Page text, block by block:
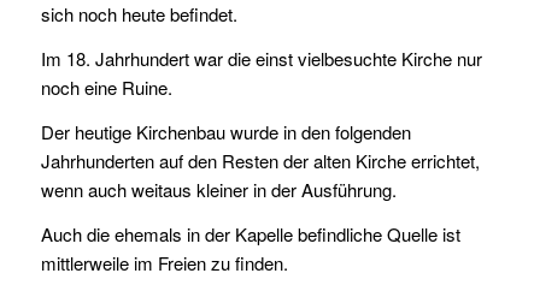
sich noch heute befindet.
Im 18. Jahrhundert war die einst vielbesuchte Kirche nur
noch eine Ruine.
Der heutige Kirchenbau wurde in den folgenden
Jahrhunderten auf den Resten der alten Kirche errichtet,
wenn auch weitaus kleiner in der Ausführung.
Auch die ehemals in der Kapelle befindliche Quelle ist
mittlerweile im Freien zu finden.